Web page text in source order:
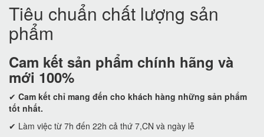
Tiêu chuẩn chất lượng sản
phẩm
Cam kết sản phẩm chính hãng và
mới 100%
✔ Cam kết chỉ mang đến cho khách hàng những sản phẩm
tốt nhất.
✔ Làm việc từ 7h đến 22h cả thứ 7,CN và ngày lễ